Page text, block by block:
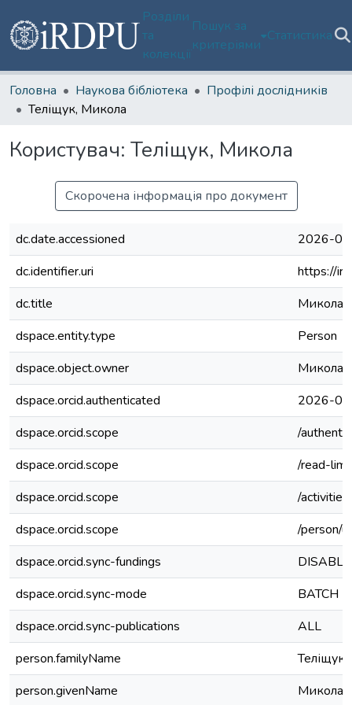
Розділи
та
колекції
Пошук за
критеріями
Статистика
Головна Наукова бібліотека
Профілі дослідників
Теліщук, Микола
Користувач: Теліщук, Микола
Скорочена інформація про документ
dc.date.accessioned
2026-
dc.identifier.uri
https://
dc.title
Микола
dspace.entity.type
Person
dspace.object.owner
Микола
dspace.orcid.authenticated
2026-
dspace.orcid.scope
/
dspace.orcid.scope
/read-
dspace.orcid.scope
/
dspace.orcid.scope
/person/
dspace.orcid.sync-fundings
dspace.orcid.sync-mode
BATCH
dspace.orcid.sync-publications
ALL
person.familyName
Теліщук
person.givenName
Микола